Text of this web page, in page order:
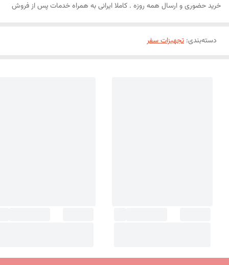
خرید حضوری و ارسال همه روزه . کاملا ایرانی به همراه خدمات پس از فروش
دسته‌بندی: تجهیزات سفر